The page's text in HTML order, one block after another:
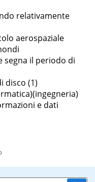
relativamente
aerospaziale
segna il periodo di
disco (1)
e dati